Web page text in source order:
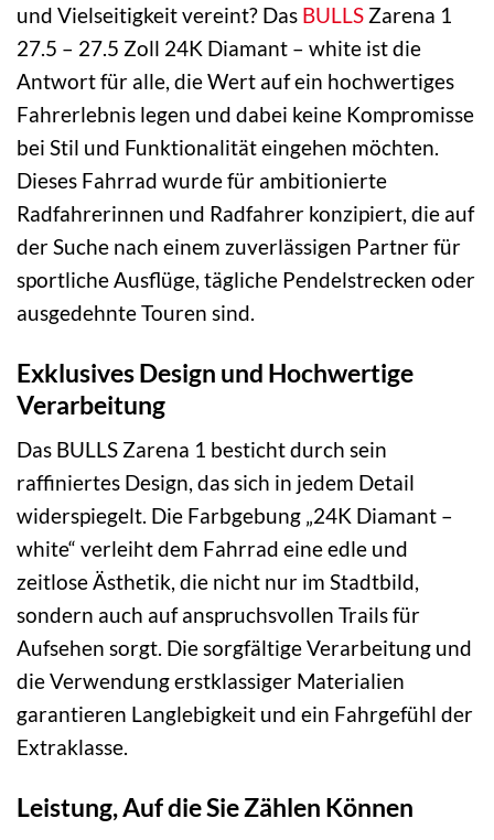
und Vielseitigkeit vereint? Das BULLS Zarena 1
27.5 – 27.5 Zoll 24K Diamant – white ist die
Antwort für alle, die Wert auf ein hochwertiges
Fahrerlebnis legen und dabei keine Kompromisse
bei Stil und Funktionalität eingehen möchten.
Dieses Fahrrad wurde für ambitionierte
Radfahrerinnen und Radfahrer konzipiert, die auf
der Suche nach einem zuverlässigen Partner für
sportliche Ausflüge, tägliche Pendelstrecken oder
ausgedehnte Touren sind.
Exklusives Design und Hochwertige
Verarbeitung
Das BULLS Zarena 1 besticht durch sein
raffiniertes Design, das sich in jedem Detail
widerspiegelt. Die Farbgebung „24K Diamant –
white“ verleiht dem Fahrrad eine edle und
zeitlose Ästhetik, die nicht nur im Stadtbild,
sondern auch auf anspruchsvollen Trails für
Aufsehen sorgt. Die sorgfältige Verarbeitung und
die Verwendung erstklassiger Materialien
garantieren Langlebigkeit und ein Fahrgefühl der
Extraklasse.
Leistung, Auf die Sie Zählen Können